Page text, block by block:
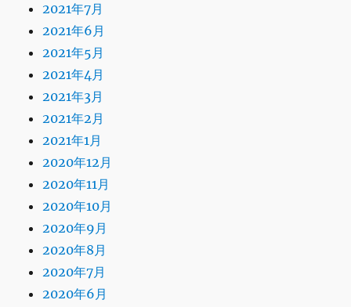
2021年7月
2021年6月
2021年5月
2021年4月
2021年3月
2021年2月
2021年1月
2020年12月
2020年11月
2020年10月
2020年9月
2020年8月
2020年7月
2020年6月